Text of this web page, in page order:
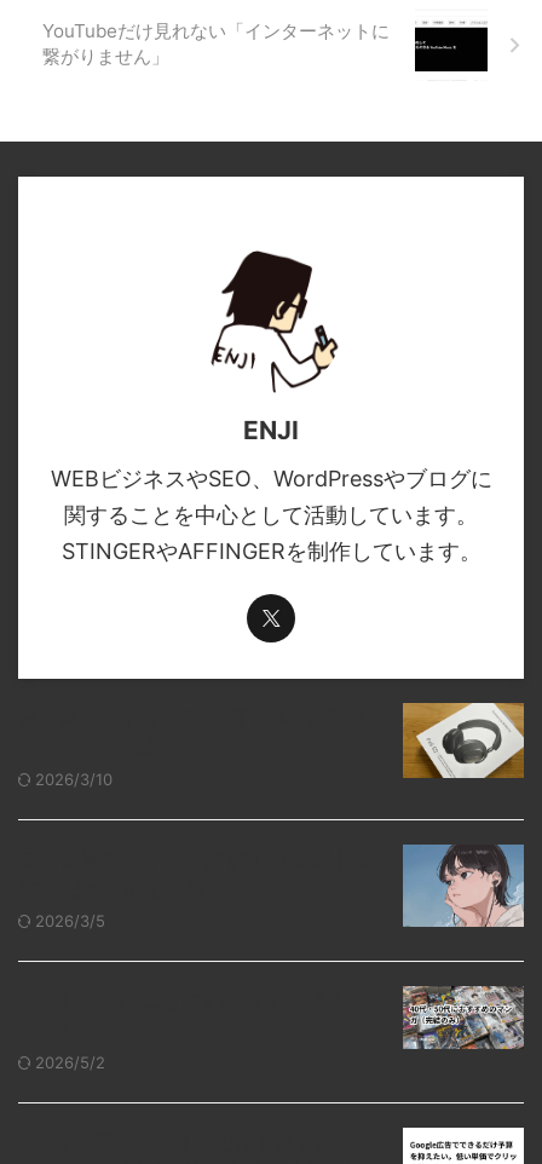
YouTubeだけ見れない「インターネットに
繋がりません」
ENJI
WEBビジネスやSEO、WordPressやブログに
関することを中心として活動しています。
STINGERやAFFINGERを制作しています。
2026/3/10
2026/3/5
2026/5/2